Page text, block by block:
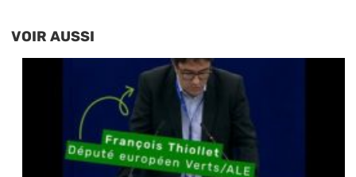
VOIR AUSSI